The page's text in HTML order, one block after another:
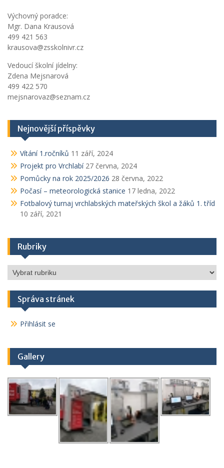
Výchovný poradce:
Mgr. Dana Krausová
499 421 563
krausova@zsskolnivr.cz
Vedoucí školní jídelny:
Zdena Mejsnarová
499 422 570
mejsnarovaz@seznam.cz
Nejnovější příspěvky
Vítání 1.ročníků 11 září, 2024
Projekt pro Vrchlabí 27 června, 2024
Pomůcky na rok 2025/2026 28 června, 2022
Počasí – meteorologická stanice 17 ledna, 2022
Fotbalový turnaj vrchlabských mateřských škol a žáků 1. tříd
10 září, 2021
Rubriky
Rubriky
Správa stránek
Přihlásit se
Gallery